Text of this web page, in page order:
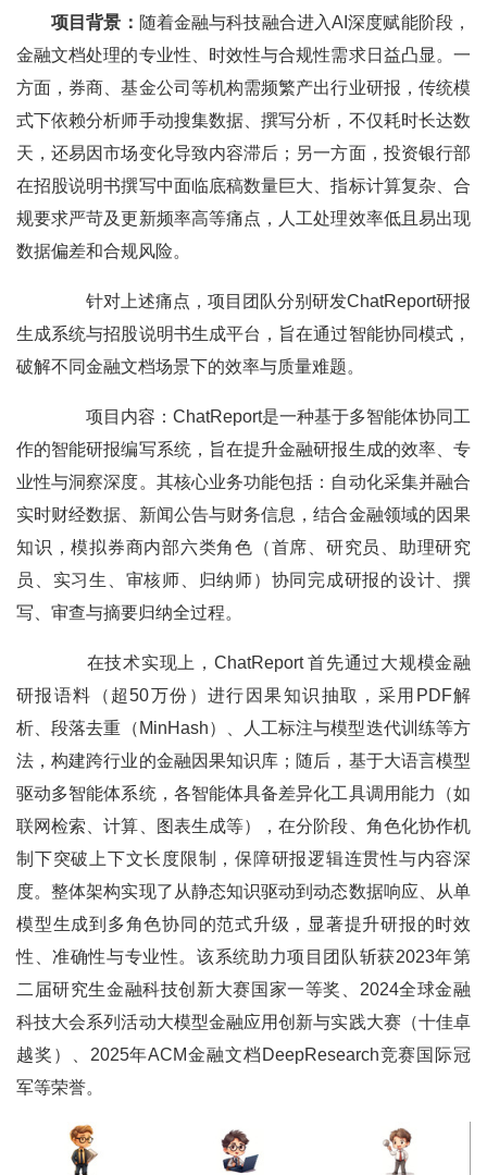
项目背景： 随着金融与科技融合进入AI深度赋能阶段，
金融文档处理的专业性、时效性与合规性需求日益凸显。一
方面，券商、基金公司等机构需频繁产出行业研报，传统模
式下依赖分析师手动搜集数据、撰写分析，不仅耗时长达数
天，还易因市场变化导致内容滞后；另一方面，投资银行部
在招股说明书撰写中面临底稿数量巨大、指标计算复杂、合
规要求严苛及更新频率高等痛点，人工处理效率低且易出现
数据偏差和合规风险。
针对上述痛点，项目团队分别研发ChatReport研报
生成系统与招股说明书生成平台，旨在通过智能协同模式，
破解不同金融文档场景下的效率与质量难题。
项目内容：ChatReport是一种基于多智能体协同工
作的智能研报编写系统，旨在提升金融研报生成的效率、专
业性与洞察深度。其核心业务功能包括：自动化采集并融合
实时财经数据、新闻公告与财务信息，结合金融领域的因果
知识，模拟券商内部六类角色（首席、研究员、助理研究
员、实习生、审核师、归纳师）协同完成研报的设计、撰
写、审查与摘要归纳全过程。
在技术实现上，ChatReport 首先通过大规模金融
研报语料（超50万份）进行因果知识抽取，采用PDF解
析、段落去重（MinHash）、人工标注与模型迭代训练等方
法，构建跨行业的金融因果知识库；随后，基于大语言模型
驱动多智能体系统，各智能体具备差异化工具调用能力（如
联网检索、计算、图表生成等），在分阶段、角色化协作机
制下突破上下文长度限制，保障研报逻辑连贯性与内容深
度。整体架构实现了从静态知识驱动到动态数据响应、从单
模型生成到多角色协同的范式升级，显著提升研报的时效
性、准确性与专业性。该系统助力项目团队斩获2023年第
二届研究生金融科技创新大赛国家一等奖、2024全球金融
科技大会系列活动大模型金融应用创新与实践大赛（十佳卓
越奖）、2025年ACM金融文档DeepResearch竞赛国际冠
军等荣誉。